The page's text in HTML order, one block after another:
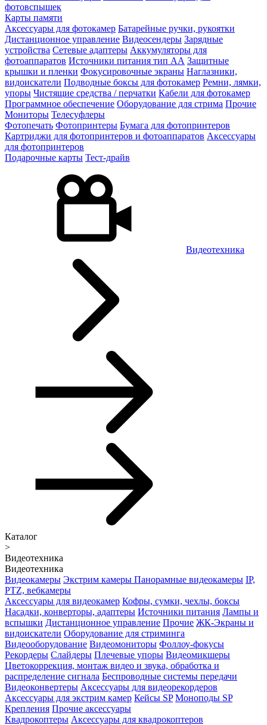
фотовспышек
Карты памяти
Аксессуары для фотокамер Батарейные ручки, рукоятки
Дистанционное управление Видеосендеры Зарядные
устройства Сетевые адаптеры Аккумуляторы для
фотоаппаратов Источники питания тип АА Защитные
крышки и пленки Фокусировочные экраны Наглазники,
видоискатели Подводные боксы для фотокамер Ремни, лямки,
упоры Чистящие средства / перчатки Кабели для фотокамер
Программное обеспечение Оборудование для стрима Прочие
Мониторы Телесуфлеры
Фотопечать Фотопринтеры Бумага для фотопринтеров
Картриджи для фотопринтеров и фотоаппаратов Аксессуары
для фотопринтеров
Подарочные карты Тест-драйв
Видеотехника
Каталог
>
Видеотехника
Видеотехника
Видеокамеры Экстрим камеры Панорамные видеокамеры IP,
PTZ, вебкамеры
Аксессуары для видеокамер Кофры, сумки, чехлы, боксы
Насадки, конверторы, адаптеры Источники питания Лампы и
вспышки Дистанционное управление Прочие ЖК-Экраны и
видоискатели Оборудование для стриминга
Видеооборудование Видеомониторы Фоллоу-фокусы
Рекордеры Слайдеры Плечевые упоры Видеомикшеры
Цветокоррекция, монтаж видео и звука, обработка и
распределение сигнала Беспроводные системы передачи
Видеоконвертеры Аксессуары для видеорекордеров
Аксессуары для экстрим камер Кейсы SP Моноподы SP
Крепления Прочие аксессуары
Квадрокоптеры Аксессуары для квадрокоптеров